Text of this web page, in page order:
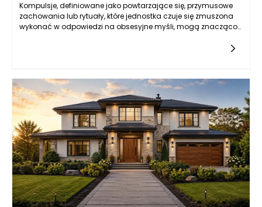
Kompulsje, definiowane jako powtarzające się, przymusowe
zachowania lub rytuały, które jednostka czuje się zmuszona
wykonać w odpowiedzi na obsesyjne myśli, mogą znacząco
kontekście pomoc ze strony psychoterapeuty czy psychiatry
staje się nieoceniona, ponieważ skutki kompulsji mogą być
naprawdę przytłaczające.